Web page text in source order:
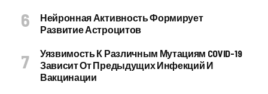
Нейронная Активность Формирует
Развитие Астроцитов
Уязвимость К Различным Мутациям COVID-19
Зависит От Предыдущих Инфекций И
Вакцинации